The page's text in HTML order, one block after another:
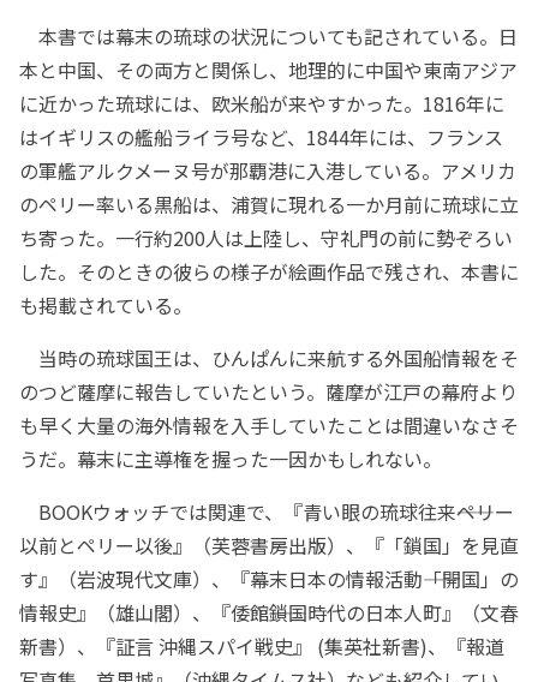
本書では幕末の琉球の状況についても記されている。日
本と中国、その両方と関係し、地理的に中国や東南アジア
に近かった琉球には、欧米船が来やすかった。1816年に
はイギリスの艦船ライラ号など、1844年には、フランス
の軍艦アルクメーヌ号が那覇港に入港している。アメリカ
のペリー率いる黒船は、浦賀に現れる一か月前に琉球に立
ち寄った。一行約200人は上陸し、守礼門の前に勢ぞろい
した。そのときの彼らの様子が絵画作品で残され、本書に
も掲載されている。
当時の琉球国王は、ひんぱんに来航する外国船情報をそ
のつど薩摩に報告していたという。薩摩が江戸の幕府より
も早く大量の海外情報を入手していたことは間違いなさそ
うだ。幕末に主導権を握った一因かもしれない。
BOOKウォッチでは関連で、『青い眼の琉球往来――ペリー
以前とペリー以後』（芙蓉書房出版）、『「鎖国」を見直
す』（岩波現代文庫）、『幕末日本の情報活動――「開国」の
情報史』（雄山閣）、『倭館――鎖国時代の日本人町』（文春
新書）、『証言 沖縄スパイ戦史』 (集英社新書)、『報道